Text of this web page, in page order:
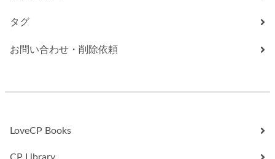
タグ
お問い合わせ・削除依頼
LoveCP Books